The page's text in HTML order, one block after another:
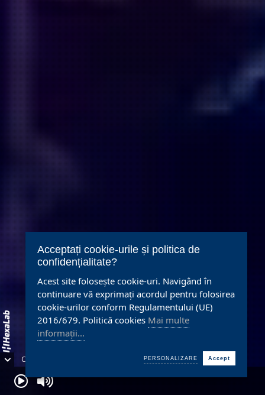
Copyright © 1997 - 2026 | Cookie-k használata
Acceptați cookie-urile și politica de
confidențialitate?
Acest site folosește cookie-uri. Navigând în
continuare vă exprimați acordul pentru folosirea
cookie-urilor conform Regulamentului (UE)
2016/679. Politică cookies Mai multe
informații...
PERSONALIZARE Accept